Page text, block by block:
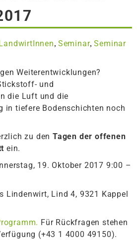
LandwirtInnen, Seminar,Seminar
Weiterentwicklungen?
und
die Luft und die
in tiefere Bodenschichten noch
zu den Tagen der offenen
ein.
19. Oktober 2017 9:00 –
Lindenwirt, Lind 4, 9321 Kappel
Für Rückfragen stehen
(+43 1 4000 49150).